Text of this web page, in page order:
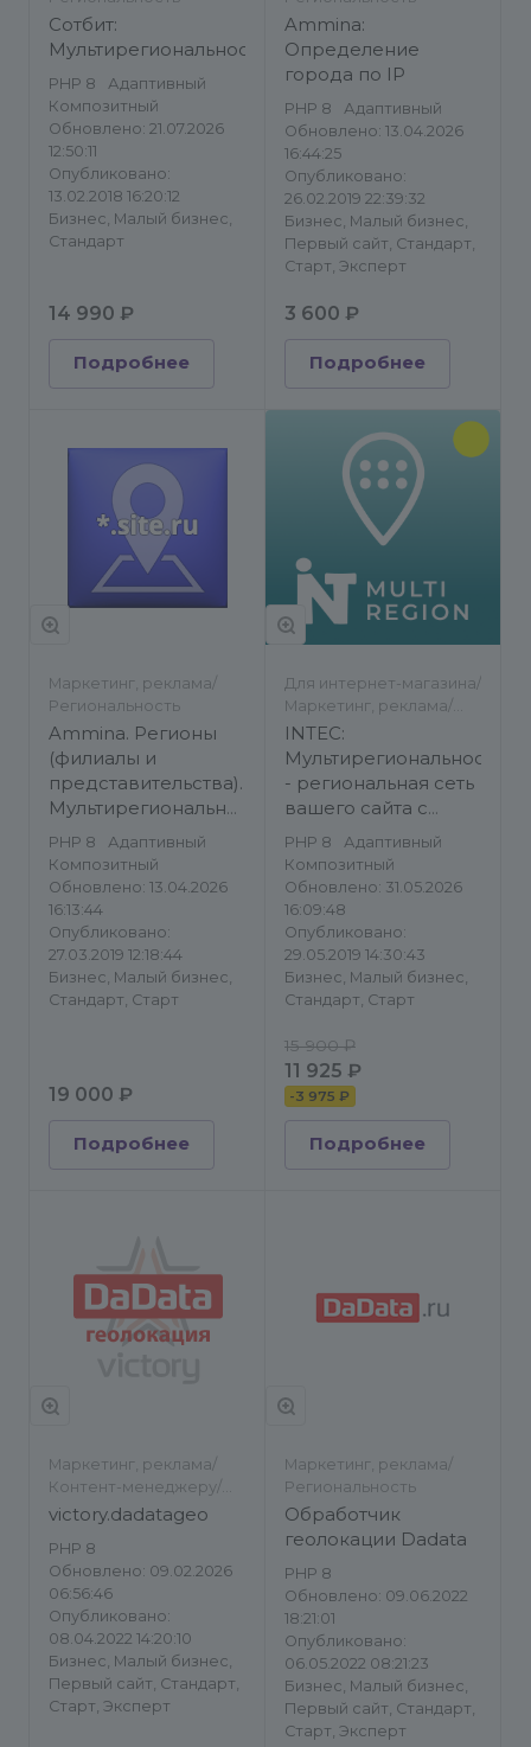
Сотбит:
Мультирегиональность
PHP 8
Адаптивный
Композитный
Обновлено: 21.07.2026
12:50:11
Опубликовано:
13.02.2018 16:20:12
Бизнес, Малый бизнес,
Стандарт
14 990 ₽
Подробнее
Ammina:
Определение
города по IP
PHP 8
Адаптивный
Обновлено: 13.04.2026
16:44:25
Опубликовано:
26.02.2019 22:39:32
Бизнес, Малый бизнес,
Первый сайт, Стандарт,
Старт, Эксперт
3 600 ₽
Подробнее
Маркетинг, реклама/
Региональность
Ammina. Регионы
(филиалы и
представительства).
Мультирегиональность
на доменах и URL
адресах
PHP 8
Адаптивный
Композитный
Обновлено: 13.04.2026
16:13:44
Опубликовано:
27.03.2019 12:18:44
Бизнес, Малый бизнес,
Стандарт, Старт
19 000 ₽
Подробнее
Для интернет-магазина/
Маркетинг, реклама/
Другое/Региональность
INTEC:
Мультирегиональность
- региональная сеть
вашего сайта с
продвижением в
поисковиках
PHP 8
Адаптивный
Композитный
Обновлено: 31.05.2026
16:09:48
Опубликовано:
29.05.2019 14:30:43
Бизнес, Малый бизнес,
Стандарт, Старт
15 900 ₽
11 925 ₽
-3 975 ₽
Подробнее
Маркетинг, реклама/
Контент-менеджеру/
Региональность
victory.dadatageo
PHP 8
Обновлено: 09.02.2026
06:56:46
Опубликовано:
08.04.2022 14:20:10
Бизнес, Малый бизнес,
Первый сайт, Стандарт,
Старт, Эксперт
Маркетинг, реклама/
Региональность
Обработчик
геолокации Dadata
PHP 8
Обновлено: 09.06.2022
18:21:01
Опубликовано:
06.05.2022 08:21:23
Бизнес, Малый бизнес,
Первый сайт, Стандарт,
Старт, Эксперт